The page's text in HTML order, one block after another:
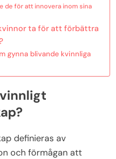
de för att innovera inom sina
ta för att förbättra
gynna blivande kvinnliga
definieras av
och förmågan att